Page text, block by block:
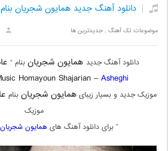
دانلود آهنگ جدید همایون شجریان
موضوعات:تک آهنگ ,جدیدترین ها
دانلود آهنگ جدید همایون شجریانبنام “
Homayoun Shajarian –Asheghi
موزیک جدید و بسیار زیبایهمایون شجریانبنام
موزیک
” برای دانلود آهنگ های همایون شجریان